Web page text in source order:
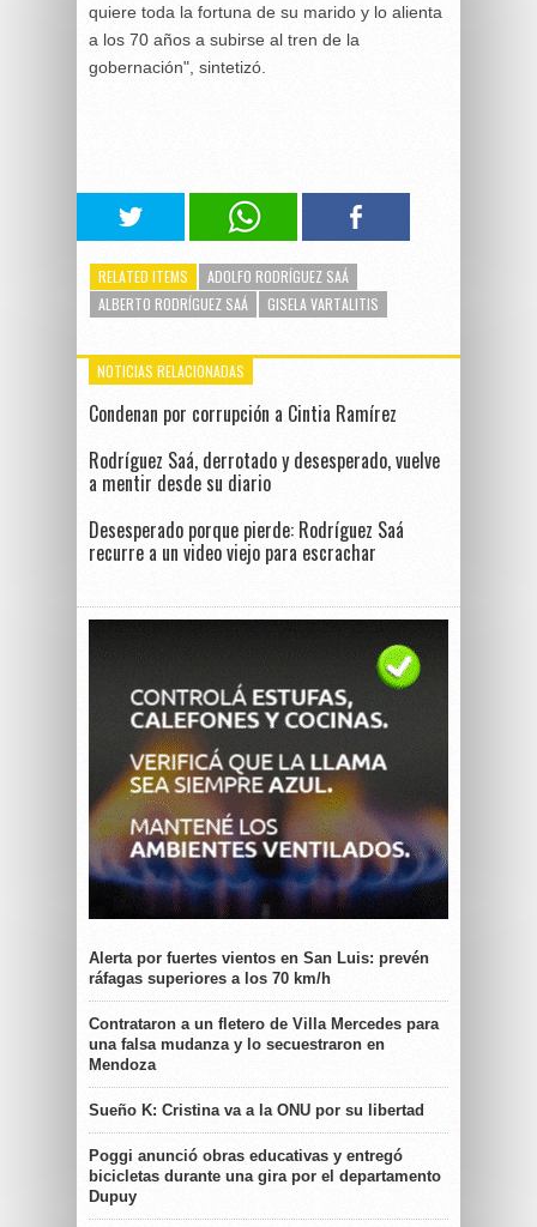
quiere toda la fortuna de su marido y lo alienta
a los 70 años a subirse al tren de la
gobernación", sintetizó.
RELATED ITEMS
ADOLFO RODRÍGUEZ SAÁ
ALBERTO RODRÍGUEZ SAÁ
GISELA VARTALITIS
NOTICIAS RELACIONADAS
Condenan por corrupción a Cintia Ramírez
Rodríguez Saá, derrotado y desesperado, vuelve
a mentir desde su diario
Desesperado porque pierde: Rodríguez Saá
recurre a un video viejo para escrachar
Alerta por fuertes vientos en San Luis: prevén
ráfagas superiores a los 70 km/h
Contrataron a un fletero de Villa Mercedes para
una falsa mudanza y lo secuestraron en
Mendoza
Sueño K: Cristina va a la ONU por su libertad
Poggi anunció obras educativas y entregó
bicicletas durante una gira por el departamento
Dupuy